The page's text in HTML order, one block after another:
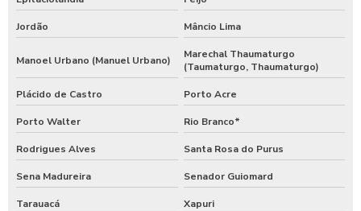
Jordão Mâncio Lima
Manoel Urbano (Manuel Urbano)
Marechal Thaumaturgo
(Taumaturgo, Thaumaturgo)
Plácido de Castro Porto Acre
Porto Walter Rio Branco*
Rodrigues Alves Santa Rosa do Purus
Sena Madureira Senador Guiomard
Tarauacá
Xapuri